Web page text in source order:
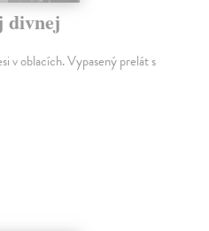
divnej
v oblacích. Vypasený prelát s